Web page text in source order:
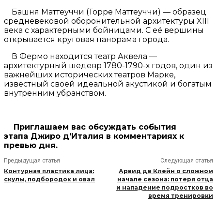
Башня Маттеуччи (Торре Маттеуччи) — образец
средневековой оборонительной архитектуры XIII
века с характерными бойницами. С её вершины
открывается круговая панорама города.
В Фермо находится театр Аквела —
архитектурный шедевр 1780-1790-х годов, один из
важнейших исторических театров Марке,
известный своей идеальной акустикой и богатым
внутренним убранством.
Приглашаем вас обсуждать события
этапа Джиро д’Италия в комментариях к
превью дня.
Предыдущая статья
Контурная пластика лица:
скулы, подбородок и овал
Следующая статья
Арвид де Клейн о сложном
начале сезона: потеря отца
и нападение подростков во
время тренировки